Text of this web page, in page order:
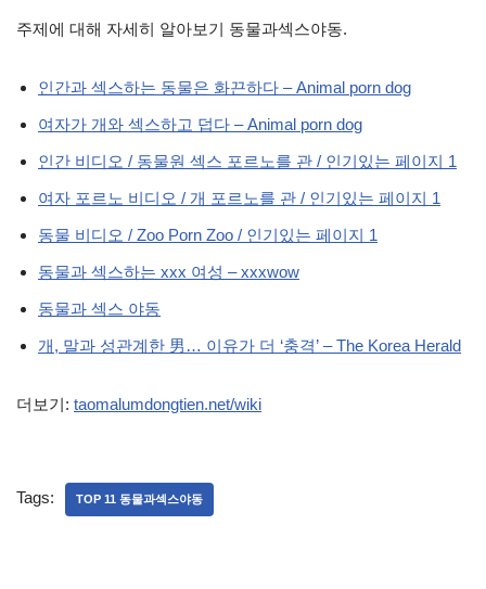
주제에 대해 자세히 알아보기 동물과섹스야동.
인간과 섹스하는 동물은 화끈하다 – Animal porn dog
여자가 개와 섹스하고 덥다 – Animal porn dog
인간 비디오 / 동물원 섹스 포르노를 관 / 인기있는 페이지 1
여자 포르노 비디오 / 개 포르노를 관 / 인기있는 페이지 1
동물 비디오 / Zoo Porn Zoo / 인기있는 페이지 1
동물과 섹스하는 xxx 여성 – xxxwow
동물과 섹스 야동
개, 말과 성관계한 男… 이유가 더 ‘충격’ – The Korea Herald
더보기: taomalumdongtien.net/wiki
Tags: TOP 11 동물과섹스야동